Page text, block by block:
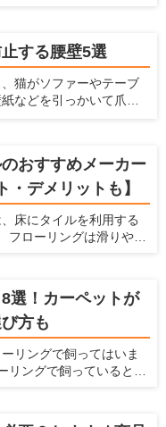
に行き来ができるの
ここでは、おすすめ商
、ペット用ドアの知ら
ト用ドアの種類を紹介
ペットを飼っている方
ら、ソファもペットに
ります。 ここでは、
ソファの選び方、お手
ソファブランドをご紹
する腰壁5選
猫がソファーやテーブ
などを引っかいて爪と
法や爪とぎ防止に役立
。愛猫の爪とぎ対策を
てみてください。
おすすめメーカー
・デメリットも】
床にタイルを利用する
ローリングは滑りやす
げます。 ここでは、
にとってタイルにどの
リットがあるか、どん
かを解説するととも
を紹介します。 ペット
イルにするか検討して
選！カーペットが
方も
リングで飼ってはいま
ングで飼っていると、
グに染みつく臭いなどで